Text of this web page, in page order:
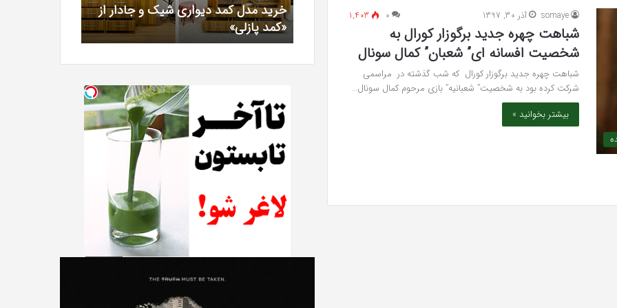
somaye آذر 30, 1397 ۰ 1,403
شباهت چهره جدید برگوزار کورال به
شخصیت افسانه ای” شعبان” کمال سونال
شباهت چهره جدید برگوزار کورال که شب گذشته در مراسمی
شرکت کرده بود به شخصیت” شعبانیه” بازی مرحوم کمال سونال…
بیشتر بخوانید »
شایعه‌های اخیر؛
دادگاه می‌دهم»
تشخیص سندرم پرادر-ویلی چگونه انجام
می‌شود؟
«کمد
پازلی»
خرید مدل کمد دیواری شیک و جادار از
«کمد پازلی»
خیرآبادی